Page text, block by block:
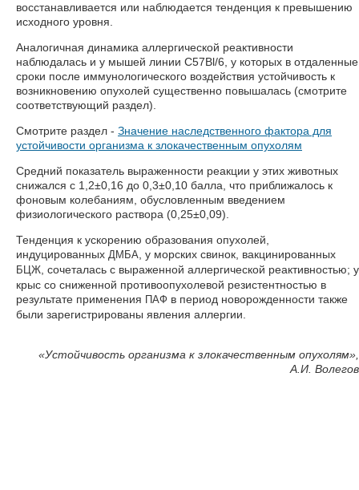
восстанавливается или наблюдается тенденция к превышению
исходного уровня.
Аналогичная динамика аллергической реактивности
наблюдалась и у мышей линии С57Вl/6, у которых в отдаленные
сроки после иммунологического воздействия устойчивость к
возникновению опухолей существенно повышалась (смотрите
соответствующий раздел).
Смотрите раздел - Значение наследственного фактора для
устойчивости организма к злокачественным опухолям
Средний показатель выраженности реакции у этих животных
снижался с 1,2±0,16 до 0,3±0,10 балла, что приближалось к
фоновым колебаниям, обусловленным введением
физиологического раствора (0,25±0,09).
Тенденция к ускорению образования опухолей,
индуцированных ДМБА , у морских свинок, вакцинированных
БЦЖ , сочеталась с выраженной аллергической реактивностью; у
крыс со сниженной противоопухолевой резистентностью в
результате применения
ПАФ в период новорожденности также
были зарегистрированы явления аллергии.
«Устойчивость организма к злокачественным опухолям»,
А.И. Волегов